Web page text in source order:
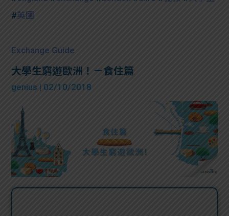
#英國
Exchange Guide
大學生窮遊歐洲！－食住篇
genius | 02/10/2018